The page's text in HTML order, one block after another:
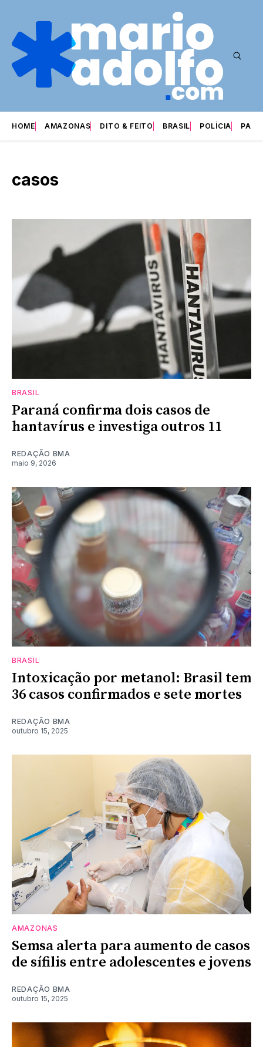
HOME AMAZONAS DITO & FEITO BRASIL POLÍCIA
casos
BRASIL
Paraná confirma dois casos de
hantavírus e investiga outros 11
REDAÇÃO BMA
maio 9, 2026
BRASIL
Intoxicação por metanol: Brasil tem
36 casos confirmados e sete mortes
REDAÇÃO BMA
outubro 15, 2025
AMAZONAS
Semsa alerta para aumento de casos
de sífilis entre adolescentes e jovens
REDAÇÃO BMA
outubro 15, 2025